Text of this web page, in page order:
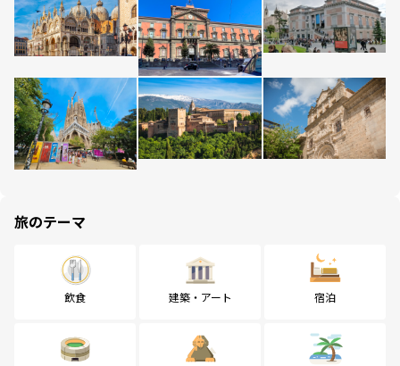
旅のテーマ
飲食 建築・アート 宿泊